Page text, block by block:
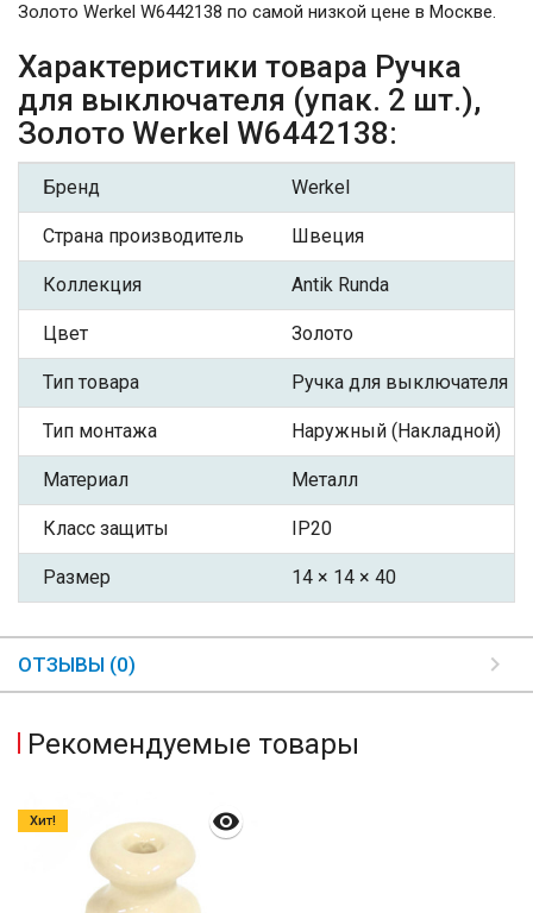
Золото Werkel W6442138 по самой низкой цене в Москве.
Характеристики товара Ручка
для выключателя (упак. 2 шт.),
Золото Werkel W6442138:
Бренд Werkel
Страна производитель Швеция
Коллекция Antik Runda
Цвет Золото
Тип товара Ручка для выключателя
Тип монтажа Наружный (Накладной)
Материал Металл
Класс защиты IP20
Размер 14 × 14 × 40
ОТЗЫВЫ (0)
Рекомендуемые товары
Хит!